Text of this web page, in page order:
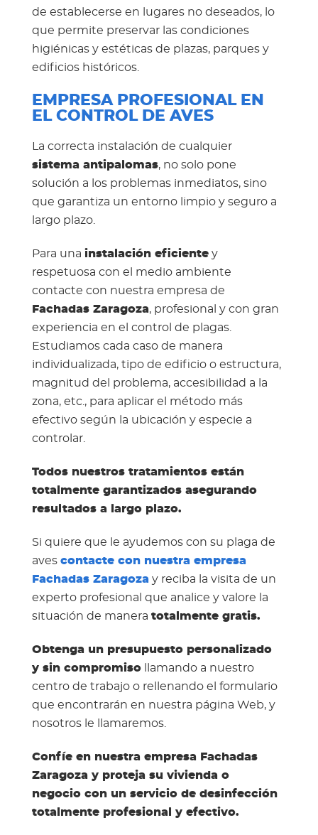
de establecerse en lugares no deseados, lo
que permite preservar las condiciones
higiénicas y estéticas de plazas, parques y
edificios históricos.
EMPRESA PROFESIONAL EN
EL CONTROL DE AVES
La correcta instalación de cualquier
sistema antipalomas, no solo pone
solución a los problemas inmediatos, sino
que garantiza un entorno limpio y seguro a
largo plazo.
Para una instalación eficientey
respetuosa con el medio ambiente
contacte con nuestra empresa de
Fachadas Zaragoza, profesional y con gran
experiencia en el control de plagas.
Estudiamos cada caso de manera
individualizada, tipo de edificio o estructura,
magnitud del problema, accesibilidad a la
zona, etc., para aplicar el método más
efectivo según la ubicación y especie a
controlar.
Todos nuestros tratamientos están
totalmente garantizados asegurando
resultados a largo plazo.
Si quiere que le ayudemos con su plaga de
aves contacte con nuestra empresa
Fachadas Zaragozay reciba la visita de un
experto profesional que analice y valore la
situación de manera totalmente gratis.
Obtenga un presupuesto personalizado
y sin compromisollamando a nuestro
centro de trabajo o rellenando el formulario
que encontrarán en nuestra página Web, y
nosotros le llamaremos.
Confíe en nuestra empresa Fachadas
Zaragoza y proteja su vivienda o
negocio con un servicio de desinfección
totalmente profesional y efectivo.